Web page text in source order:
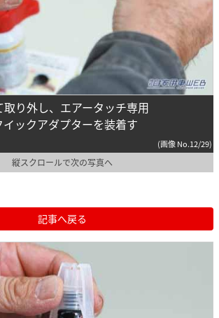
り外し、エアータッチ専用
ックアダプターを装着す
(画像 No.12/29)
縦スクロールで次の写真へ
記事へ戻る